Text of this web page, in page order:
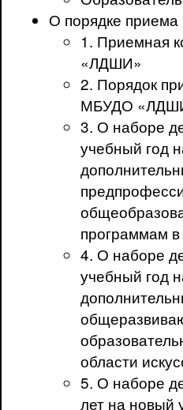
О порядке
1. Приемная
«ЛДШИ»
2. Порядок
МБУДО
3. О наборе
учебный год
программам в
4. О наборе
учебный год
области
5. О наборе
лет на новый